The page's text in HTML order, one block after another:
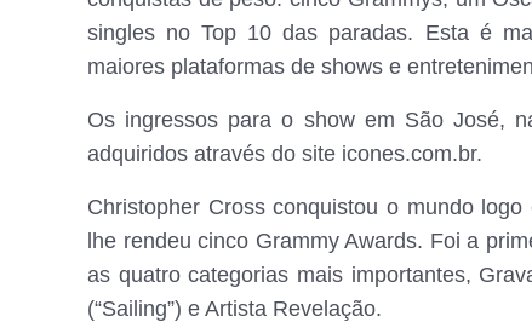
singles no Top 10 das paradas. Esta é
maiores plataformas de shows e
Os ingressos para o show em São José,
adquiridos através do site icones.com.br.
Christopher Cross conquistou o mundo
lhe rendeu cinco Grammy Awards. Foi a
as quatro categorias mais importantes,
(“Sailing”) e Artista Revelação.